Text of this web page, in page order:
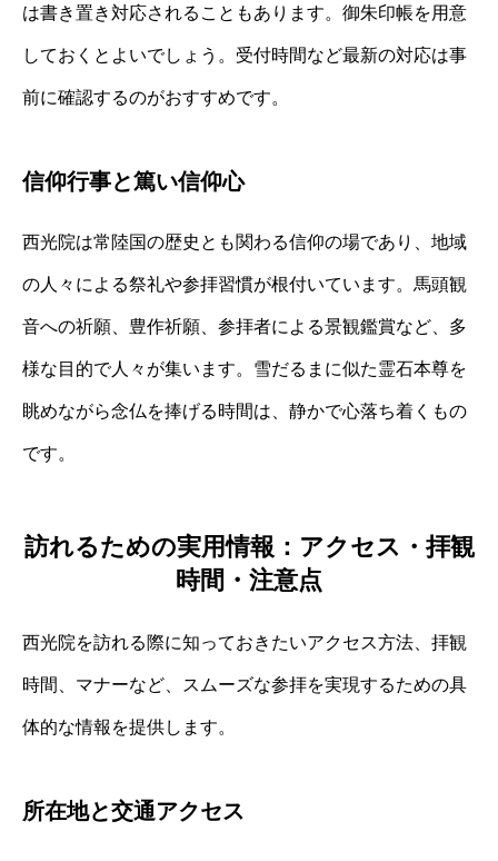
は書き置き対応されることもあります。御朱印帳を用意
しておくとよいでしょう。受付時間など最新の対応は事
前に確認するのがおすすめです。
信仰行事と篤い信仰心
西光院は常陸国の歴史とも関わる信仰の場であり、地域
の人々による祭礼や参拝習慣が根付いています。馬頭観
音への祈願、豊作祈願、参拝者による景観鑑賞など、多
様な目的で人々が集います。雪だるまに似た霊石本尊を
眺めながら念仏を捧げる時間は、静かで心落ち着くもの
です。
訪れるための実用情報：アクセス・拝観
時間・注意点
西光院を訪れる際に知っておきたいアクセス方法、拝観
時間、マナーなど、スムーズな参拝を実現するための具
体的な情報を提供します。
所在地と交通アクセス